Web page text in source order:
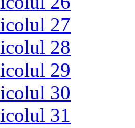
27
28
29
30
31